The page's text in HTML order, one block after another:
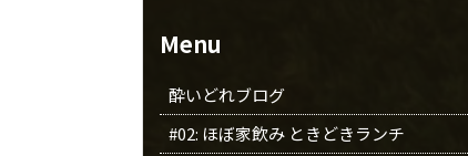
Menu
酔いどれブログ
#02: ほぼ家飲み ときどきランチ